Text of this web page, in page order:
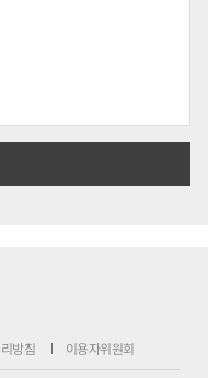
방침 이용자위원회